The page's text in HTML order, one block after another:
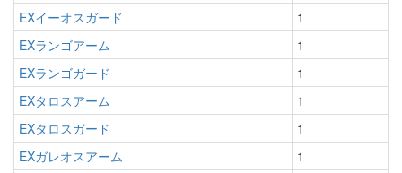
EXイーオスガード
1
EXランゴアーム
1
EXランゴガード
1
EXタロスアーム
1
EXタロスガード
1
EXガレオスアーム
1